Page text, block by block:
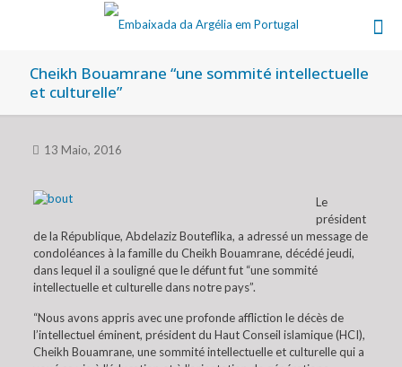
Cheikh Bouamrane “une sommité intellectuelle
et culturelle”
13 Maio, 2016
Le
président
de la République, Abdelaziz Bouteflika, a adressé un message de
condoléances à la famille du Cheikh Bouamrane, décédé jeudi,
dans lequel il a souligné que le défunt fut “une sommité
intellectuelle et culturelle dans notre pays”.
“Nous avons appris avec une profonde affliction le décès de
l’intellectuel éminent, président du Haut Conseil islamique (HCI),
Cheikh Bouamrane, une sommité intellectuelle et culturelle qui a